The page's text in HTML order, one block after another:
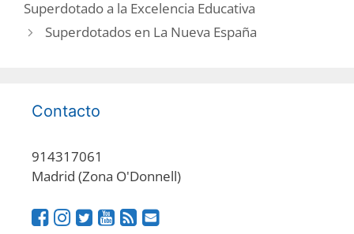
Superdotado a la Excelencia Educativa
Superdotados en La Nueva España
Contacto
914317061
Madrid (Zona O'Donnell)